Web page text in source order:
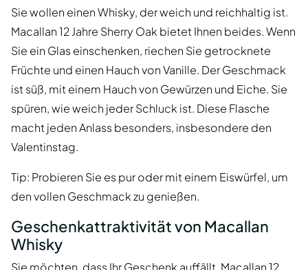
Sie wollen einen Whisky, der weich und reichhaltig ist.
Macallan 12 Jahre Sherry Oak bietet Ihnen beides. Wenn
Sie ein Glas einschenken, riechen Sie getrocknete
Früchte und einen Hauch von Vanille. Der Geschmack
ist süß, mit einem Hauch von Gewürzen und Eiche. Sie
spüren, wie weich jeder Schluck ist. Diese Flasche
macht jeden Anlass besonders, insbesondere den
Valentinstag.
Tip: Probieren Sie es pur oder mit einem Eiswürfel, um
den vollen Geschmack zu genießen.
Geschenkattraktivität von Macallan
Whisky
Sie möchten, dass Ihr Geschenk auffällt. Macallan 12